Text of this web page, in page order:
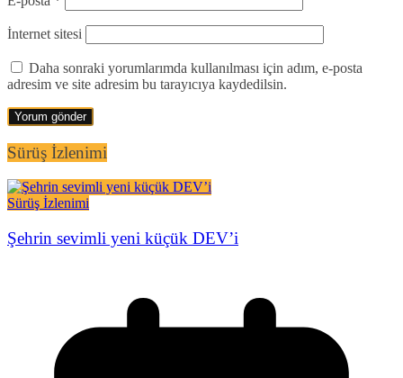
İnternet sitesi
Daha sonraki yorumlarımda kullanılması için adım, e-posta
adresim ve site adresim bu tarayıcıya kaydedilsin.
Sürüş İzlenimi
Sürüş İzlenimi
Şehrin sevimli yeni küçük DEV’i